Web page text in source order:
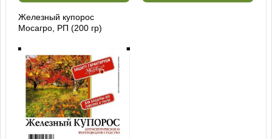
Железный купорос
Мосагро, РП (200 гр)